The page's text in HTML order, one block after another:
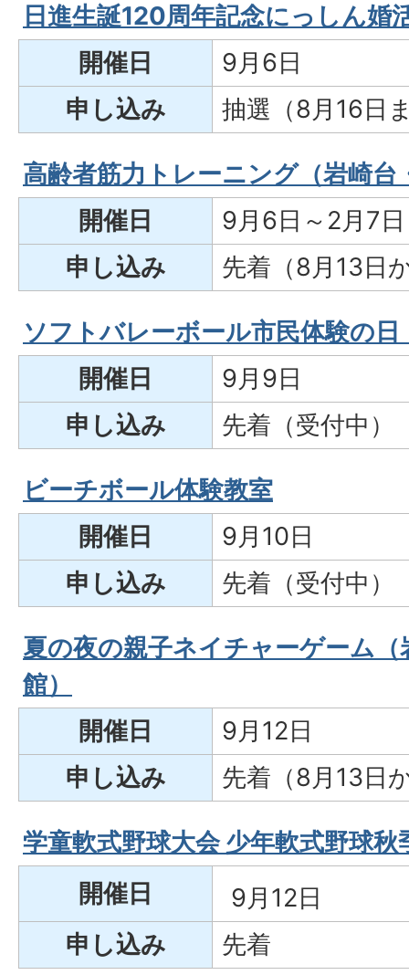
日進生誕120周年記念にっしん婚
開催日
9月6日
申し込み
抽選（8月16日
高齢者筋力トレーニング（岩崎台
開催日
9月6日～2月7
申し込み
先着（8月13日
ソフトバレーボール市民体験の日
開催日
9月9日
申し込み
先着（受付中）
ビーチボール体験教室
開催日
9月10日
申し込み
先着（受付中）
夏の夜の親子ネイチャーゲーム（
館）
開催日
9月12日
申し込み
先着（8月13日
学童軟式野球大会 少年軟式野球秋
開催日
9月12日
申し込み
先着